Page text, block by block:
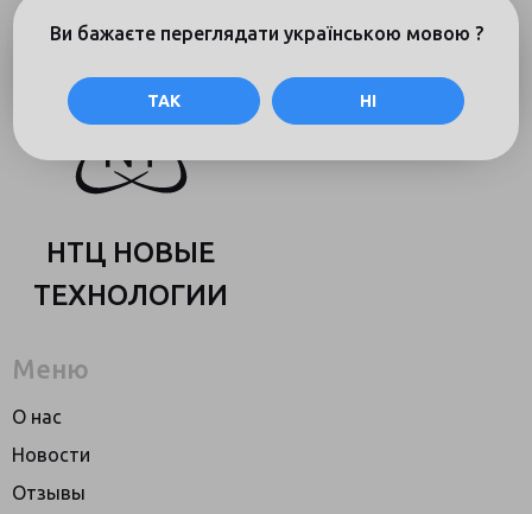
НТЦ НОВЫЕ
ТЕХНОЛОГИИ
Меню
О нас
Новости
Отзывы
Ви бажаєте переглядати українською мовою ?
ТАК НІ